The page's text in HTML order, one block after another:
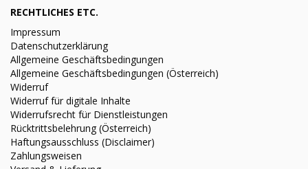
RECHTLICHES ETC.
Impressum
Datenschutzerklärung
Allgemeine Geschäftsbedingungen
Allgemeine Geschäftsbedingungen (Österreich)
Widerruf
Widerruf für digitale Inhalte
Widerrufsrecht für Dienstleistungen
Rücktrittsbelehrung (Österreich)
Haftungsausschluss (Disclaimer)
Zahlungsweisen